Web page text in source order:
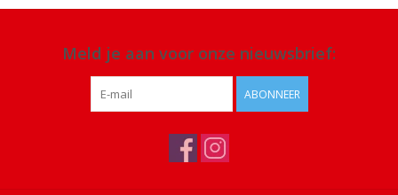
Meld je aan voor onze nieuwsbrief:
ABONNEER